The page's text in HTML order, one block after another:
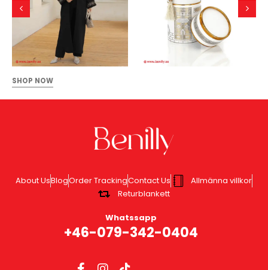
SHOP NOW
About UsBlogOrder TrackingContact Us
Allmänna villkor
Returblankett
Whatssapp
+46-079-342-0404